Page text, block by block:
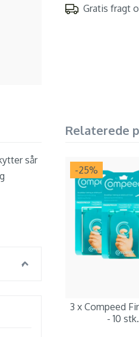
Gratis fragt
sår
Relaterede
-25%
3 x Compeed
- 10 stk.